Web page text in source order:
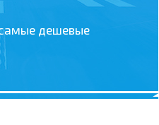
дешевые